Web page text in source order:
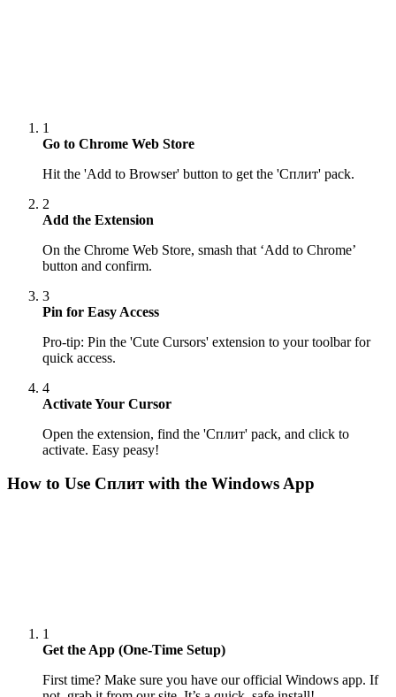
1
Go to Chrome Web Store
Hit the 'Add to Browser' button to get the 'Сплит' pack.
2
Add the Extension
On the Chrome Web Store, smash that ‘Add to Chrome’
button and confirm.
3
Pin for Easy Access
Pro-tip: Pin the 'Cute Cursors' extension to your toolbar for
quick access.
4
Activate Your Cursor
Open the extension, find the 'Сплит' pack, and click to
activate. Easy peasy!
How to Use Сплитwith the Windows App
1
Get the App (One-Time Setup)
First time? Make sure you have our official Windows app. If